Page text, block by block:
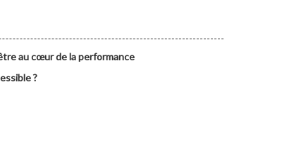
au cœur de la performance
?